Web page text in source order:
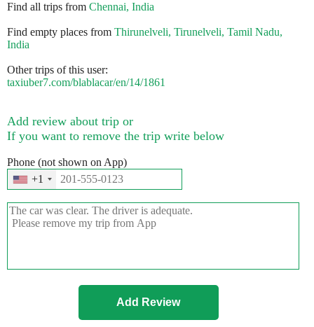
Find all trips from Chennai, India
Find empty places from Thirunelveli, Tirunelveli, Tamil Nadu,
India
Other trips of this user:
taxiuber7.com/blablacar/en/14/1861
Add review about trip or
If you want to remove the trip write below
Phone (not shown on App)
+1